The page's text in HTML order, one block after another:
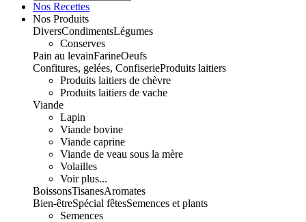
Nos Recettes
Nos Produits
DiversCondimentsLégumes
Conserves
Pain au levainFarineOeufs
Confitures, gelées, ConfiserieProduits laitiers
Produits laitiers de chèvre
Produits laitiers de vache
Viande
Lapin
Viande bovine
Viande caprine
Viande de veau sous la mère
Volailles
Voir plus...
BoissonsTisanesAromates
Bien-êtreSpécial fêtesSemences et plants
Semences